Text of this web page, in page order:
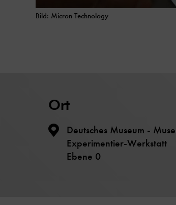
Bild: Micron Technology
Ort
Deutsches Museum -
Experimentier-Werkstatt
Ebene 0